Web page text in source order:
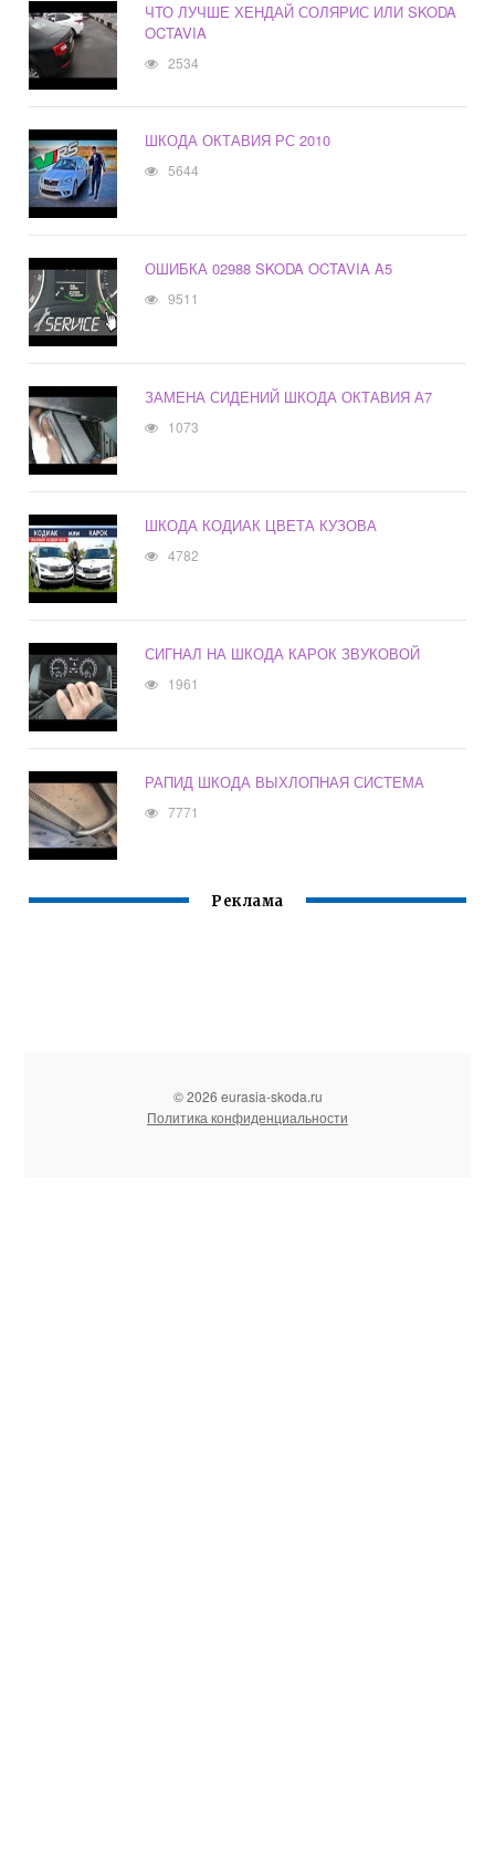
ЧТО ЛУЧШЕ ХЕНДАЙ СОЛЯРИС ИЛИ SKODA
OCTAVIA
2534
ШКОДА ОКТАВИЯ РС 2010
5644
ОШИБКА 02988 SKODA OCTAVIA A5
9511
ЗАМЕНА СИДЕНИЙ ШКОДА ОКТАВИЯ А7
1073
ШКОДА КОДИАК ЦВЕТА КУЗОВА
4782
СИГНАЛ НА ШКОДА КАРОК ЗВУКОВОЙ
1961
РАПИД ШКОДА ВЫХЛОПНАЯ СИСТЕМА
7771
Реклама
© 2026 eurasia-skoda.ru
Политика конфиденциальности